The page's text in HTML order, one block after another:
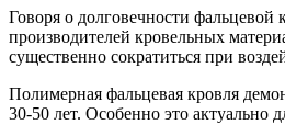
Говоря о долговечности
производителей кровельных
существенно сократиться при
Полимерная фальцевая кровля
30-50 лет. Особенно это актуально